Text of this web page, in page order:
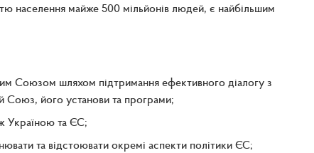
населення майже 500 мільйонів людей, є найбільшим
Союзом шляхом підтримання ефективного діалогу з
Союз, його установи та програми;
Україною та ЄС;
та відстоювати окремі аспекти політики ЄС;